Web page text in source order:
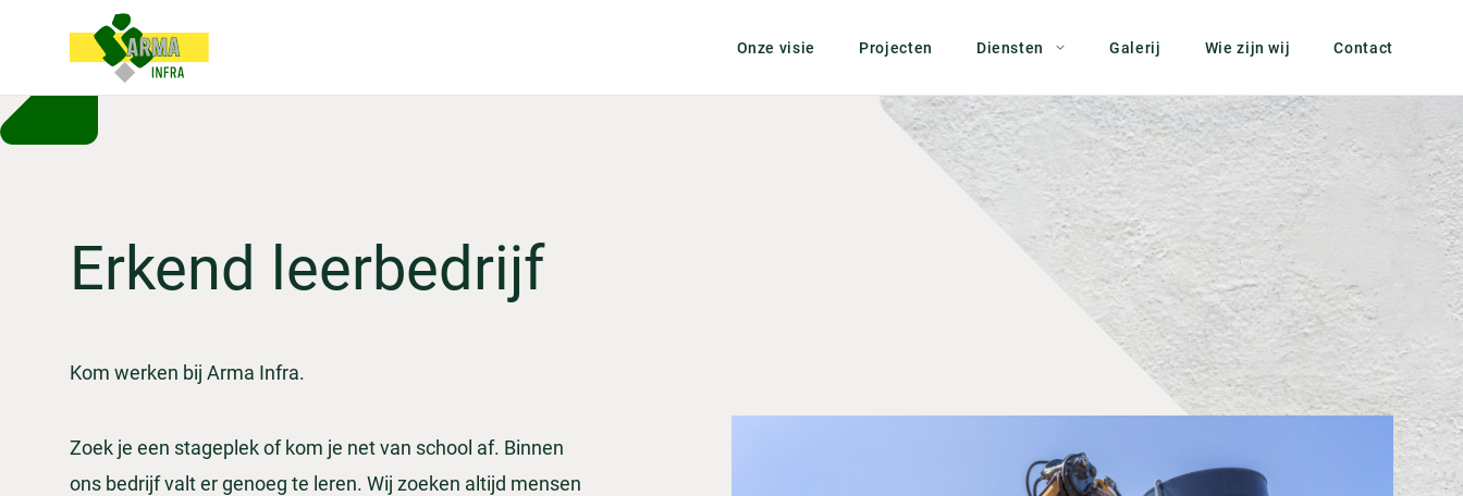
Onze visie Projecten Diensten
Bodemsanering
Boven- en ondergrondse afvalcontainers
Civiele kunstwerken
Grondverzet
Riolering en Drainage
Vlonders en vijvers
Galerij Wie zijn wij Contact
Erkend leerbedrijf
Kom werken bij Arma Infra.
Zoek je een stageplek of kom je net van school af. Binnen
ons bedrijf valt er genoeg te leren. Wij zoeken altijd mensen